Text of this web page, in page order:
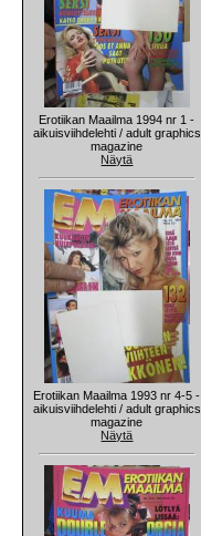
Erotiikan Maailma 1994 nr 1 -
aikuisviihdelehti / adult graphics
magazine
Näytä
Erotiikan Maailma 1993 nr 4-5 -
aikuisviihdelehti / adult graphics
magazine
Näytä